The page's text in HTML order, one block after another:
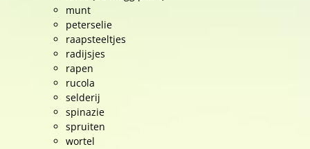
munt
peterselie
raapsteeltjes
radijsjes
rapen
rucola
selderij
spinazie
spruiten
wortel